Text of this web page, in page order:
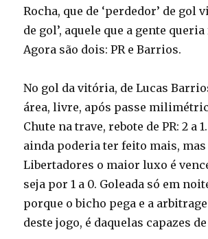
Rocha, que de ‘perdedor’ de gol
de gol’, aquele que a gente
Agora são dois: PR e Barrios.
No gol da vitória, de Lucas
área, livre, após passe
Chute na trave, rebote de PR: 2 a
ainda poderia ter feito mais, mas
Libertadores o maior luxo é
seja por 1 a 0. Goleada só em
porque o bicho pega e a
deste jogo, é daquelas capazes